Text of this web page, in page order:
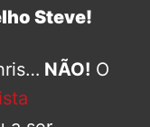
Steve!
NÃO! O